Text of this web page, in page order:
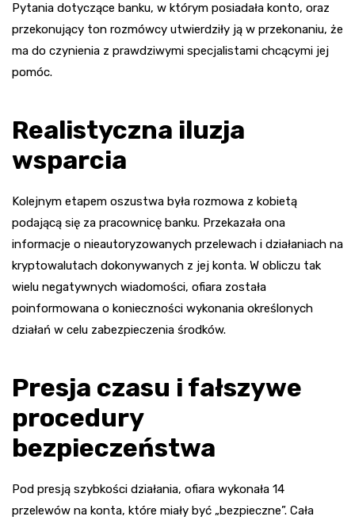
Pytania dotyczące banku, w którym posiadała konto, oraz
przekonujący ton rozmówcy utwierdziły ją w przekonaniu, że
ma do czynienia z prawdziwymi specjalistami chcącymi jej
pomóc.
Realistyczna iluzja
wsparcia
Kolejnym etapem oszustwa była rozmowa z kobietą
podającą się za pracownicę banku. Przekazała ona
informacje o nieautoryzowanych przelewach i działaniach na
kryptowalutach dokonywanych z jej konta. W obliczu tak
wielu negatywnych wiadomości, ofiara została
poinformowana o konieczności wykonania określonych
działań w celu zabezpieczenia środków.
Presja czasu i fałszywe
procedury
bezpieczeństwa
Pod presją szybkości działania, ofiara wykonała 14
przelewów na konta, które miały być „bezpieczne”. Cała